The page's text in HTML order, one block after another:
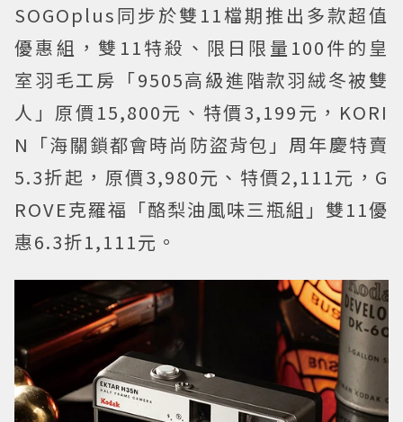
SOGOplus同步於雙11檔期推出多款超值
優惠組，雙11特殺、限日限量100件的皇
室羽毛工房「9505高級進階款羽絨冬被雙
人」原價15,800元、特價3,199元，KORI
N「海關鎖都會時尚防盜背包」周年慶特賣
5.3折起，原價3,980元、特價2,111元，G
ROVE克羅福「酪梨油風味三瓶組」雙11優
惠6.3折1,111元。